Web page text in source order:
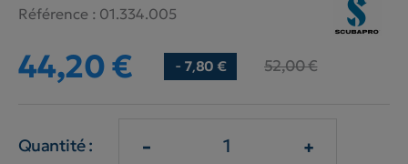
Référence : 01.334.005
44,20 € - 7,80 € 52,00 €
Quantité : - +